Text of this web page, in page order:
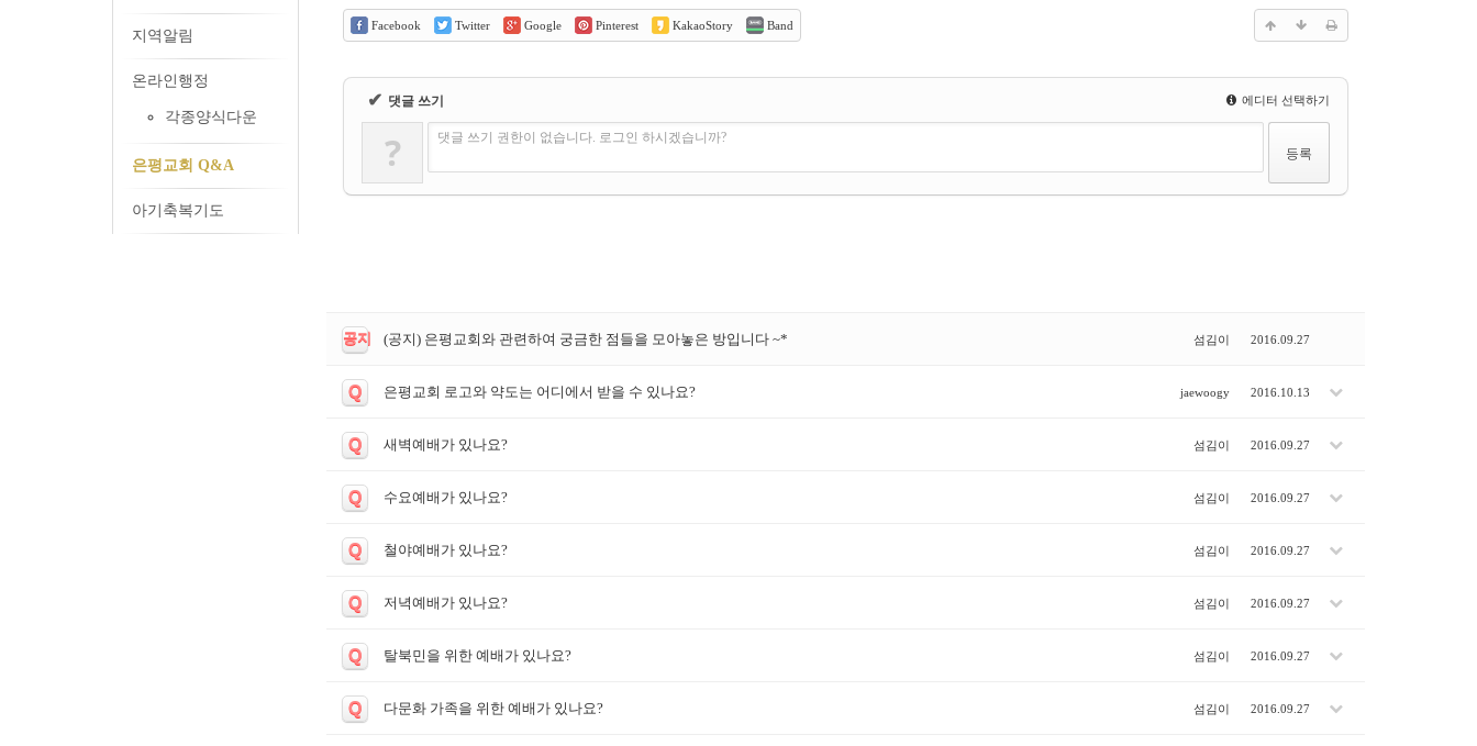
지역알림
온라인행정
각종양식다운
은평교회 Q&A
아기축복기도
Facebook Twitter Google Pinterest KakaoStory Band
✔ 댓글 쓰기 에디터 선택하기
? 댓글 쓰기 권한이 없습니다. 로그인 하시겠습니까?
공지 (공지) 은평교회와 관련하여 궁금한 점들을 모아놓은 방입니다 ~* 섬김이 2016.09.27
Q 은평교회 로고와 약도는 어디에서 받을 수 있나요? jaewoogy 2016.10.13
Q 새벽예배가 있나요? 섬김이 2016.09.27
Q 수요예배가 있나요? 섬김이 2016.09.27
Q 철야예배가 있나요? 섬김이 2016.09.27
Q 저녁예배가 있나요? 섬김이 2016.09.27
Q 탈북민을 위한 예배가 있나요? 섬김이 2016.09.27
Q 다문화 가족을 위한 예배가 있나요? 섬김이 2016.09.27